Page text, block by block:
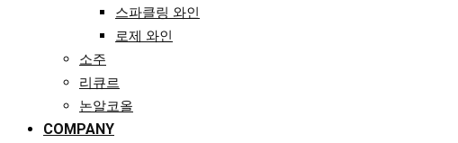
스파클링 와인
로제 와인
소주
리큐르
논알코올
COMPANY